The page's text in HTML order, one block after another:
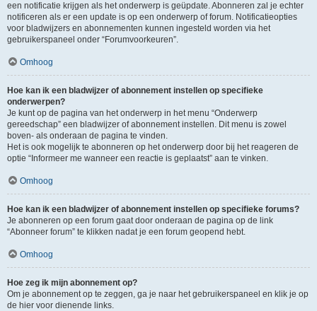
een notificatie krijgen als het onderwerp is geüpdate. Abonneren zal je echter
notificeren als er een update is op een onderwerp of forum. Notificatieopties
voor bladwijzers en abonnementen kunnen ingesteld worden via het
gebruikerspaneel onder “Forumvoorkeuren”.
Omhoog
Hoe kan ik een bladwijzer of abonnement instellen op specifieke
onderwerpen?
Je kunt op de pagina van het onderwerp in het menu “Onderwerp
gereedschap” een bladwijzer of abonnement instellen. Dit menu is zowel
boven- als onderaan de pagina te vinden.
Het is ook mogelijk te abonneren op het onderwerp door bij het reageren de
optie “Informeer me wanneer een reactie is geplaatst” aan te vinken.
Omhoog
Hoe kan ik een bladwijzer of abonnement instellen op specifieke forums?
Je abonneren op een forum gaat door onderaan de pagina op de link
“Abonneer forum” te klikken nadat je een forum geopend hebt.
Omhoog
Hoe zeg ik mijn abonnement op?
Om je abonnement op te zeggen, ga je naar het gebruikerspaneel en klik je op
de hier voor dienende links.